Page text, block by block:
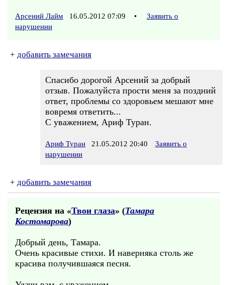
Арсений Лайм 16.05.2012 07:09 •
Заявить о
нарушении
+ добавить замечания
Спасибо дорогой Арсений за добрый
отзыв. Пожалуйста прости меня за поздний
ответ, проблемы со здоровьем мешают мне
вовремя ответить...
С уважением, Ариф Туран.
Ариф Туран 21.05.2012 20:40
Заявить о
нарушении
+ добавить замечания
Рецензия на «Твои глаза» (Тамара
Костомарова)
Добрый день, Тамара.
Очень красивые стихи. И наверняка столь же
красива получившаяся песня.